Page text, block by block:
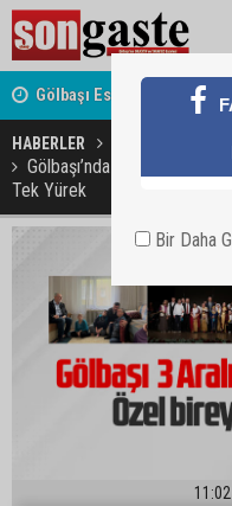
Gölbaşı Esnafının Sesi
HABERLER
Gölbaşı’nda 3 Aralık
Tek Yürek
11:02
Bir Daha